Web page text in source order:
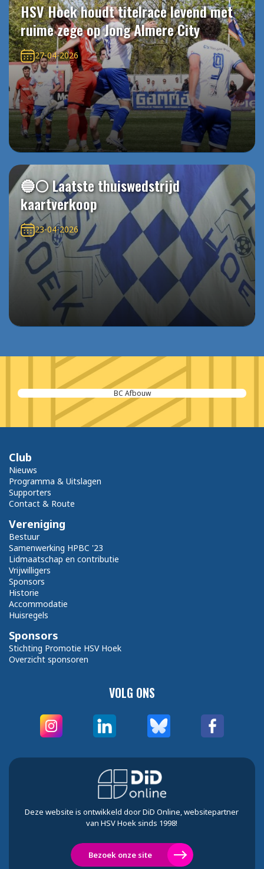
HSV Hoek houdt titelrace levend met
ruime zege op Jong Almere City
27-04-2026
🔵⚪️ Laatste thuiswedstrijd
kaartverkoop
23-04-2026
BC Afbouw
VOLG ONS
Club
Nieuws
Programma & Uitslagen
Supporters
Contact & Route
Vereniging
Bestuur
Samenwerking HPBC '23
Lidmaatschap en contributie
Vrijwilligers
Sponsors
Historie
Accommodatie
Huisregels
Sponsors
Stichting Promotie HSV Hoek
Overzicht sponsoren
Deze website is ontwikkeld door DiD Online, websitepartner
van HSV Hoek sinds 1998!
Bezoek onze site